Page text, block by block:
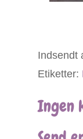
Indsendt
Etiketter:
Ingen